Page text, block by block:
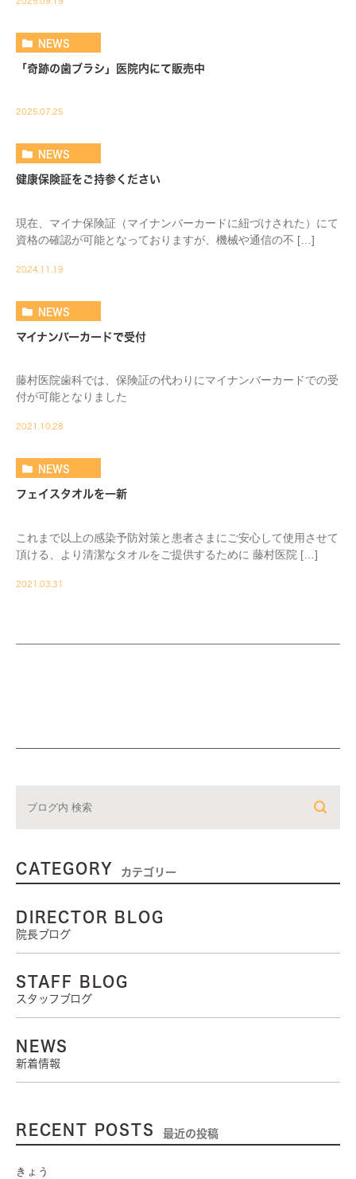
NEWS
「奇跡の歯ブラシ」医院内にて販売中
2025.07.25
NEWS
健康保険証をご持参ください
現在、マイナ保険証（マイナンバーカードに紐づけされた）にて
資格の確認が可能となっておりますが、機械や通信の不 […]
2024.11.19
NEWS
マイナンバーカードで受付
藤村医院歯科では、保険証の代わりにマイナンバーカードでの受
付が可能となりました
2021.10.28
NEWS
フェイスタオルを一新
これまで以上の感染予防対策と患者さまにご安心して使用させて
頂ける、より清潔なタオルをご提供するために 藤村医院 […]
2021.03.31
CATEGORY カテゴリー
DIRECTOR BLOG
院長ブログ
STAFF BLOG
スタッフブログ
NEWS
新着情報
RECENT POSTS 最近の投稿
きょう